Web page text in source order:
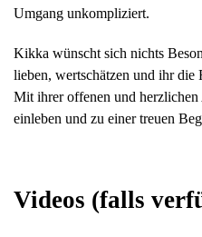
Umgang unkompliziert.
Kikka wünscht sich nichts
lieben, wertschätzen und ihr die
Mit ihrer offenen und
einleben und zu einer treuen
Videos (falls